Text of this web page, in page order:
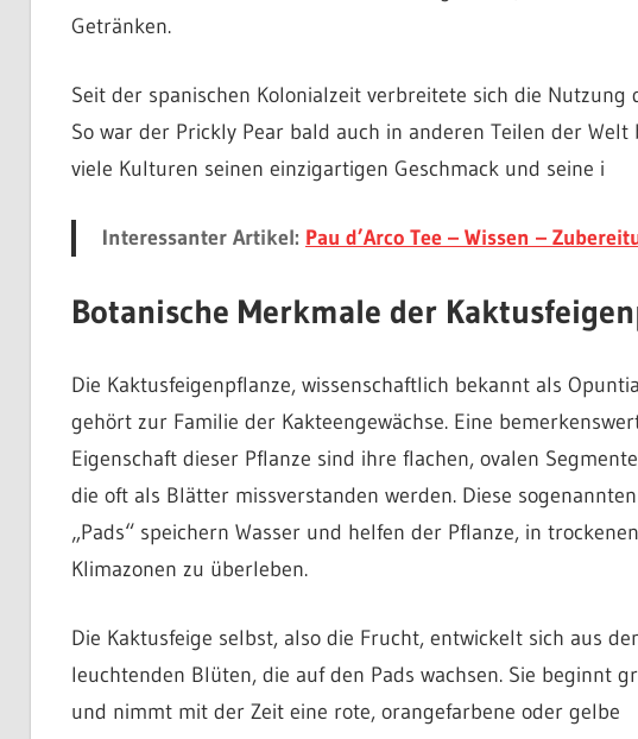
Getränken.
Seit der spanischen Kolonialzeit verbreitete sich die
So war der Prickly Pear bald auch in anderen Teilen der
viele Kulturen seinen einzigartigen Geschmack und seine i
Interessanter Artikel: Pau d’Arco Tee – Wissen –
Botanische Merkmale der
Die Kaktusfeigenpflanze, wissenschaftlich bekannt als
gehört zur Familie der Kakteengewächse. Eine
Eigenschaft dieser Pflanze sind ihre flachen, ovalen
die oft als Blätter missverstanden werden. Diese sogenannten
„Pads“ speichern Wasser und helfen der Pflanze, in trockenen
Klimazonen zu überleben.
Die Kaktusfeige selbst, also die Frucht, entwickelt sich aus
leuchtenden Blüten, die auf den Pads wachsen. Sie beginnt
und nimmt mit der Zeit eine rote, orangefarbene oder gelbe